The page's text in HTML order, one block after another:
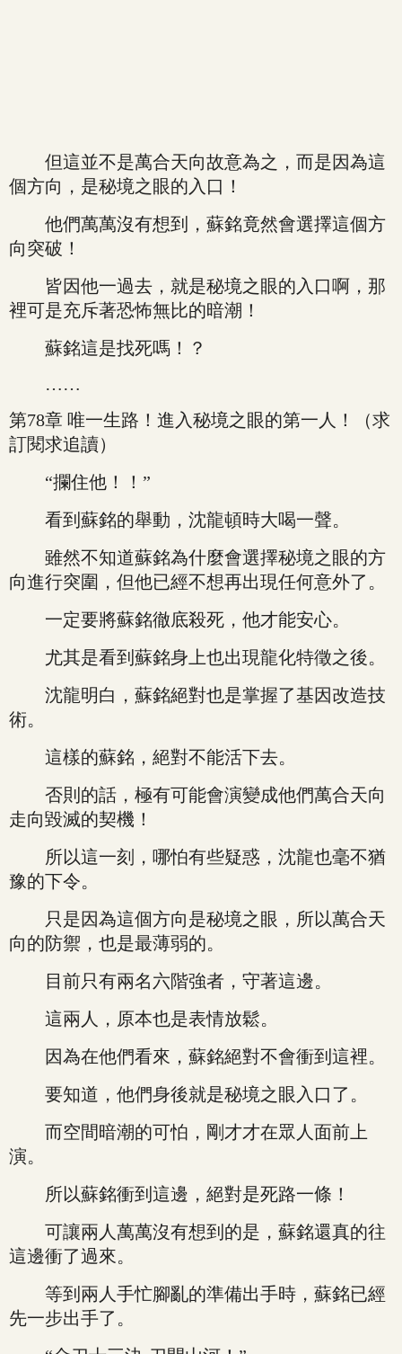
但這並不是萬合天向故意為之，而是因為這
個方向，是秘境之眼的入口！
他們萬萬沒有想到，蘇銘竟然會選擇這個方
向突破！
皆因他一過去，就是秘境之眼的入口啊，那
裡可是充斥著恐怖無比的暗潮！
蘇銘這是找死嗎！？
……
第78章 唯一生路！進入秘境之眼的第一人！（求
訂閱求追讀）
“攔住他！！”
看到蘇銘的舉動，沈龍頓時大喝一聲。
雖然不知道蘇銘為什麼會選擇秘境之眼的方
向進行突圍，但他已經不想再出現任何意外了。
一定要將蘇銘徹底殺死，他才能安心。
尤其是看到蘇銘身上也出現龍化特徵之後。
沈龍明白，蘇銘絕對也是掌握了基因改造技
術。
這樣的蘇銘，絕對不能活下去。
否則的話，極有可能會演變成他們萬合天向
走向毀滅的契機！
所以這一刻，哪怕有些疑惑，沈龍也毫不猶
豫的下令。
只是因為這個方向是秘境之眼，所以萬合天
向的防禦，也是最薄弱的。
目前只有兩名六階強者，守著這邊。
這兩人，原本也是表情放鬆。
因為在他們看來，蘇銘絕對不會衝到這裡。
要知道，他們身後就是秘境之眼入口了。
而空間暗潮的可怕，剛才才在眾人面前上
演。
所以蘇銘衝到這邊，絕對是死路一條！
可讓兩人萬萬沒有想到的是，蘇銘還真的往
這邊衝了過來。
等到兩人手忙腳亂的準備出手時，蘇銘已經
先一步出手了。